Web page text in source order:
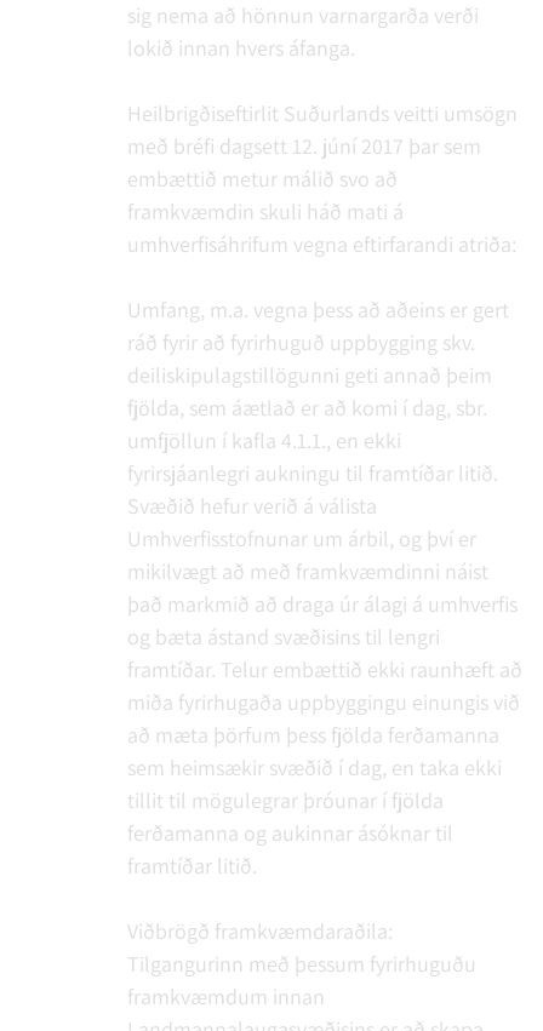
sig nema að hönnun varnargarða verði
lokið innan hvers áfanga.
Heilbrigðiseftirlit Suðurlands veitti umsögn
með bréfi dagsett 12. júní 2017 þar sem
embættið metur málið svo að
framkvæmdin skuli háð mati á
umhverfisáhrifum vegna eftirfarandi atriða:
Umfang, m.a. vegna þess að aðeins er gert
ráð fyrir að fyrirhuguð uppbygging skv.
deiliskipulagstillögunni geti annað þeim
fjölda, sem áætlað er að komi í dag, sbr.
umfjöllun í kafla 4.1.1., en ekki
fyrirsjáanlegri aukningu til framtíðar litið.
Svæðið hefur verið á válista
Umhverfisstofnunar um árbil, og því er
mikilvægt að með framkvæmdinni náist
það markmið að draga úr álagi á umhverfis
og bæta ástand svæðisins til lengri
framtíðar. Telur embættið ekki raunhæft að
miða fyrirhugaða uppbyggingu einungis við
að mæta þörfum þess fjölda ferðamanna
sem heimsækir svæðið í dag, en taka ekki
tillit til mögulegrar þróunar í fjölda
ferðamanna og aukinnar ásóknar til
framtíðar litið.
Viðbrögð framkvæmdaraðila:
Tilgangurinn með þessum fyrirhuguðu
framkvæmdum innan